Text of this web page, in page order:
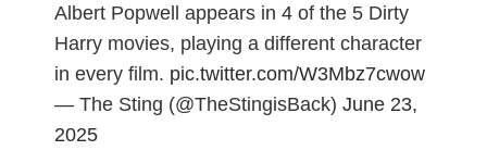
Albert Popwell appears in 4 of the 5 Dirty
Harry movies, playing a different character
in every film. pic.twitter.com/W3Mbz7cwow
— The Sting (@TheStingisBack) June 23,
2025